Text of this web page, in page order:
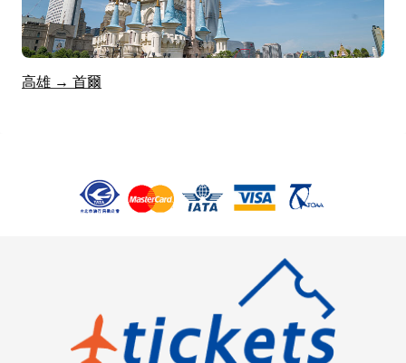
高雄 → 首爾